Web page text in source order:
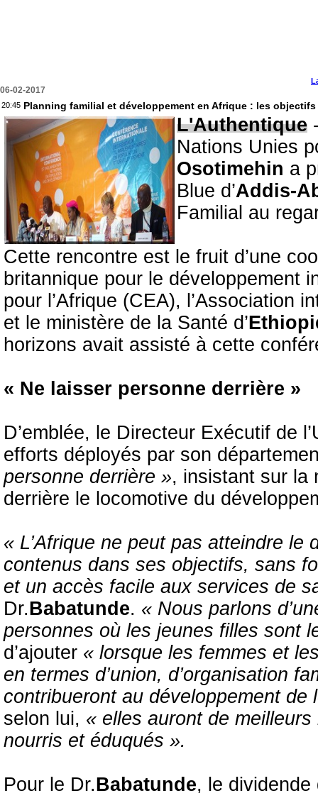
06-02-2017
20:45 Planning familial et développement en Afrique : les objectifs
L'Authentique
Nations Unies
Osotimehin a
Blue d’Addis-
Familial au
Cette rencontre est le fruit d’une
britannique pour le développement
pour l’Afrique (CEA), l’Association
et le ministère de la Santé d’
horizons avait assisté à cette
« Ne laisser personne derrière »
D’emblée, le Directeur Exécutif de
efforts déployés par son
personne derrière », insistant sur la
derrière le locomotive du
« L’Afrique ne peut pas atteindre le
contenus dans ses objectifs, sans
et un accès facile aux services de
Dr.Babatunde. « Nous parlons
personnes où les jeunes filles sont
d’ajouter « lorsque les femmes et
en termes d’union, d’organisation
contribueront au développement
selon lui, « elles auront de
nourris et éduqués ».
Pour le Dr.Babatunde, le dividende